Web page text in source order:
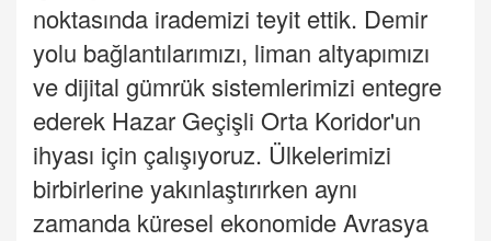
noktasında irademizi teyit ettik. Demir
yolu bağlantılarımızı, liman altyapımızı
ve dijital gümrük sistemlerimizi entegre
ederek Hazar Geçişli Orta Koridor'un
ihyası için çalışıyoruz. Ülkelerimizi
birbirlerine yakınlaştırırken aynı
zamanda küresel ekonomide Avrasya